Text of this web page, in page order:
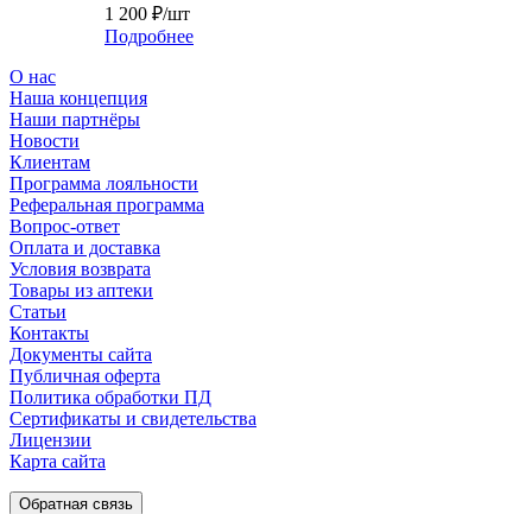
1 200 ₽/шт
Подробнее
О нас
Наша концепция
Наши партнёры
Новости
Клиентам
Программа лояльности
Реферальная программа
Вопрос-ответ
Оплата и доставка
Условия возврата
Товары из аптеки
Статьи
Контакты
Документы сайта
Публичная оферта
Политика обработки ПД
Сертификаты и свидетельства
Лицензии
Карта сайта
Обратная связь